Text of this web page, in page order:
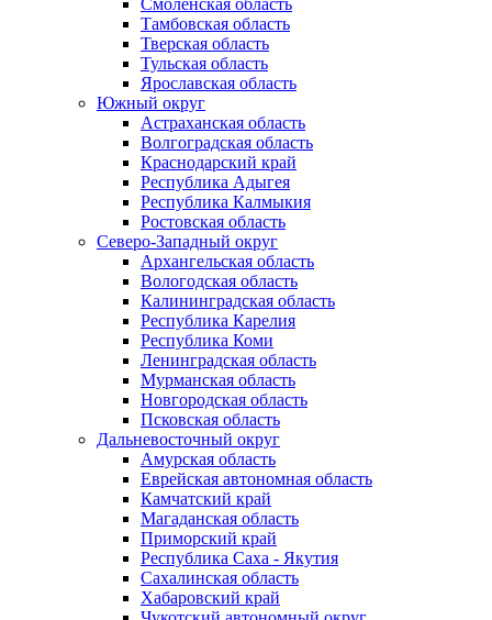
Смоленская область
Тамбовская область
Тверская область
Тульская область
Ярославская область
Южный округ
Астраханская область
Волгоградская область
Краснодарский край
Республика Адыгея
Республика Калмыкия
Ростовская область
Северо-Западный округ
Архангельская область
Вологодская область
Калининградская область
Республика Карелия
Республика Коми
Ленинградская область
Мурманская область
Новгородская область
Псковская область
Дальневосточный округ
Амурская область
Еврейская автономная область
Камчатский край
Магаданская область
Приморский край
Республика Саха - Якутия
Сахалинская область
Хабаровский край